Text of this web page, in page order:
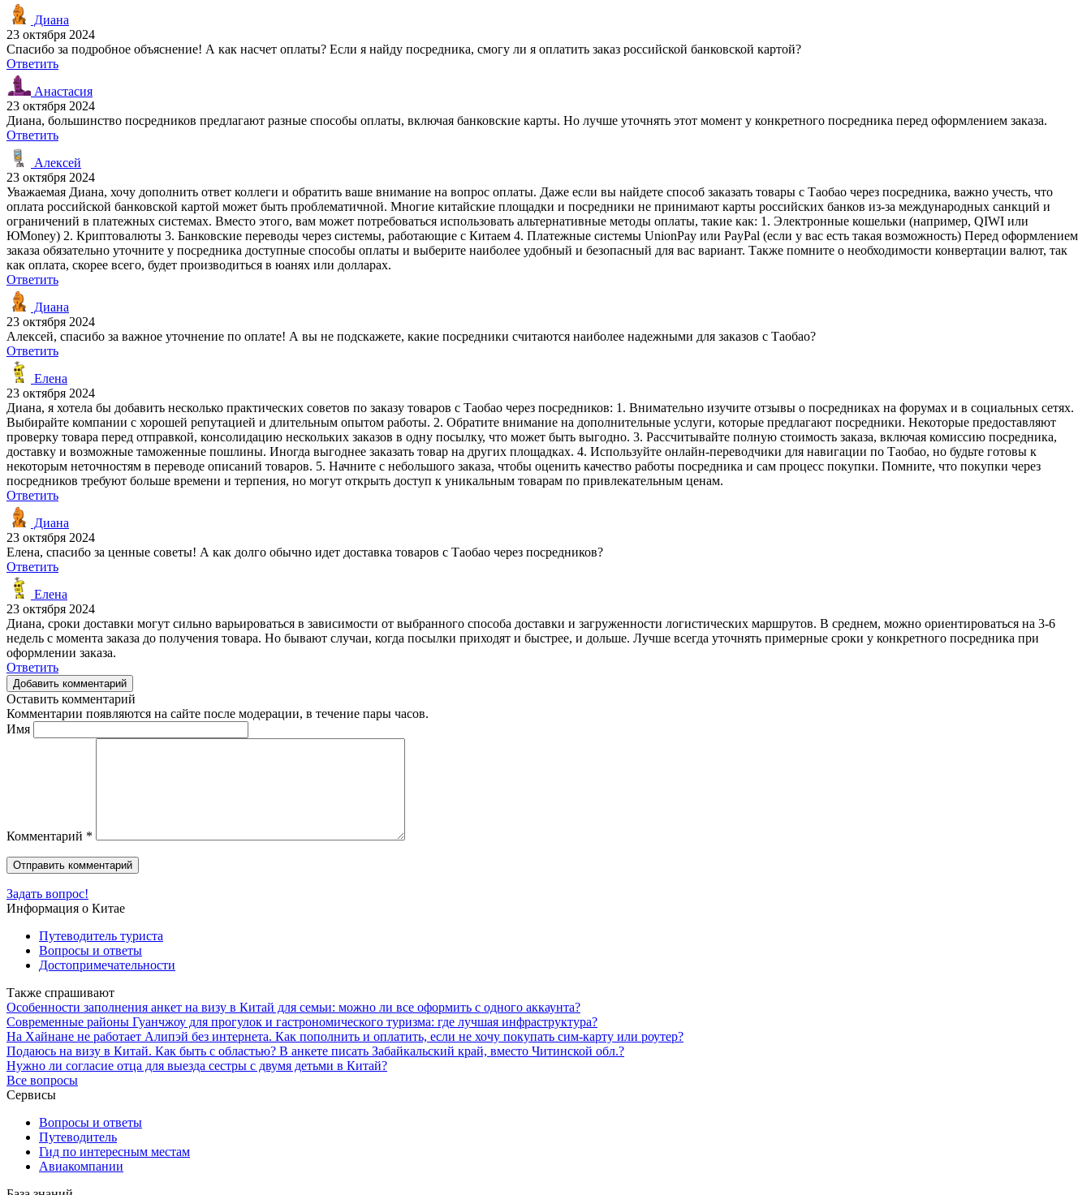
Диана
23 октября 2024
Спасибо за подробное объяснение! А как насчет оплаты? Если я найду посредника, смогу ли я оплатить заказ российской банковской картой?
Ответить
Анастасия
23 октября 2024
Диана, большинство посредников предлагают разные способы оплаты, включая банковские карты. Но лучше уточнять этот момент у конкретного посредника перед оформлением заказа.
Ответить
Алексей
23 октября 2024
Уважаемая Диана, хочу дополнить ответ коллеги и обратить ваше внимание на вопрос оплаты. Даже если вы найдете способ заказать товары с Таобао через посредника, важно учесть, что
оплата российской банковской картой может быть проблематичной. Многие китайские площадки и посредники не принимают карты российских банков из-за международных санкций и
ограничений в платежных системах. Вместо этого, вам может потребоваться использовать альтернативные методы оплаты, такие как: 1. Электронные кошельки (например, QIWI или
ЮMoney) 2. Криптовалюты 3. Банковские переводы через системы, работающие с Китаем 4. Платежные системы UnionPay или PayPal (если у вас есть такая возможность) Перед оформлением
заказа обязательно уточните у посредника доступные способы оплаты и выберите наиболее удобный и безопасный для вас вариант. Также помните о необходимости конвертации валют, так
как оплата, скорее всего, будет производиться в юанях или долларах.
Ответить
Диана
23 октября 2024
Алексей, спасибо за важное уточнение по оплате! А вы не подскажете, какие посредники считаются наиболее надежными для заказов с Таобао?
Ответить
Елена
23 октября 2024
Диана, я хотела бы добавить несколько практических советов по заказу товаров с Таобао через посредников: 1. Внимательно изучите отзывы о посредниках на форумах и в социальных сетях.
Выбирайте компании с хорошей репутацией и длительным опытом работы. 2. Обратите внимание на дополнительные услуги, которые предлагают посредники. Некоторые предоставляют
проверку товара перед отправкой, консолидацию нескольких заказов в одну посылку, что может быть выгодно. 3. Рассчитывайте полную стоимость заказа, включая комиссию посредника,
доставку и возможные таможенные пошлины. Иногда выгоднее заказать товар на других площадках. 4. Используйте онлайн-переводчики для навигации по Таобао, но будьте готовы к
некоторым неточностям в переводе описаний товаров. 5. Начните с небольшого заказа, чтобы оценить качество работы посредника и сам процесс покупки. Помните, что покупки через
посредников требуют больше времени и терпения, но могут открыть доступ к уникальным товарам по привлекательным ценам.
Ответить
Диана
23 октября 2024
Елена, спасибо за ценные советы! А как долго обычно идет доставка товаров с Таобао через посредников?
Ответить
Елена
23 октября 2024
Диана, сроки доставки могут сильно варьироваться в зависимости от выбранного способа доставки и загруженности логистических маршрутов. В среднем, можно ориентироваться на 3-6
недель с момента заказа до получения товара. Но бывают случаи, когда посылки приходят и быстрее, и дольше. Лучше всегда уточнять примерные сроки у конкретного посредника при
оформлении заказа.
Ответить
Добавить комментарий
Оставить комментарий
Комментарии появляются на сайте после модерации, в течение пары часов.
Имя
Комментарий *
Задать вопрос!
Информация о Китае
Путеводитель туриста
Вопросы и ответы
Достопримечательности
Также спрашивают
Особенности заполнения анкет на визу в Китай для семьи: можно ли все оформить с одного аккаунта?
Современные районы Гуанчжоу для прогулок и гастрономического туризма: где лучшая инфраструктура?
На Хайнане не работает Алипэй без интернета. Как пополнить и оплатить, если не хочу покупать сим-карту или роутер?
Подаюсь на визу в Китай. Как быть с областью? В анкете писать Забайкальский край, вместо Читинской обл.?
Нужно ли согласие отца для выезда сестры с двумя детьми в Китай?
Все вопросы
Сервисы
Вопросы и ответы
Путеводитель
Гид по интересным местам
Авиакомпании